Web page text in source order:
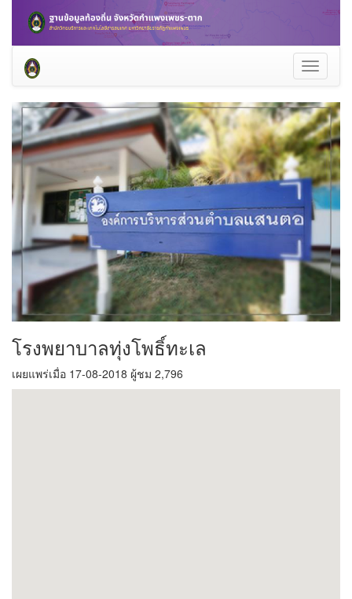
Toggle
โรงพยาบาลทุ่งโพธิ์ทะเล
เผยแพร่เมื่อ 17-08-2018 ผู้ชม 2,796